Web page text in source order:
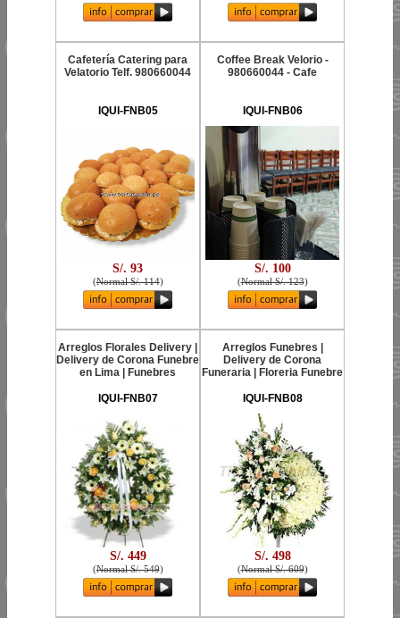
Cafetería Catering para
Velatorio Telf. 980660044
IQUI-FNB05
S/. 93
(Normal S/. 114)
Coffee Break Velorio -
980660044 - Cafe
IQUI-FNB06
S/. 100
(Normal S/. 123)
Arreglos Florales Delivery |
Delivery de Corona Funebre
en Lima | Funebres
IQUI-FNB07
S/. 449
(Normal S/. 549)
Arreglos Funebres |
Delivery de Corona
Funeraria | Floreria Funebre
IQUI-FNB08
S/. 498
(Normal S/. 609)